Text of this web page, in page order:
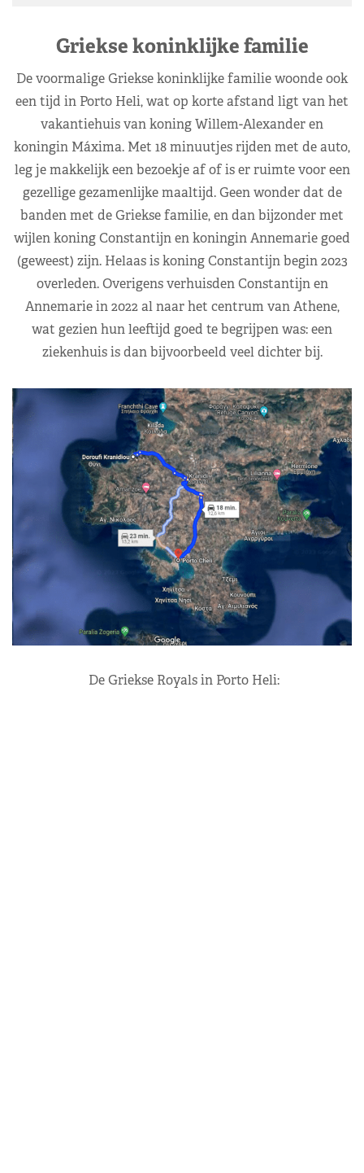
Griekse koninklijke familie
De voormalige Griekse koninklijke familie woonde ook
een tijd in Porto Heli, wat op korte afstand ligt van het
vakantiehuis van koning Willem-Alexander en
koningin Máxima. Met 18 minuutjes rijden met de auto,
leg je makkelijk een bezoekje af of is er ruimte voor een
gezellige gezamenlijke maaltijd. Geen wonder dat de
banden met de Griekse familie, en dan bijzonder met
wijlen koning Constantijn en koningin Annemarie goed
(geweest) zijn. Helaas is koning Constantijn begin 2023
overleden. Overigens verhuisden Constantijn en
Annemarie in 2022 al naar het centrum van Athene,
wat gezien hun leeftijd goed te begrijpen was: een
ziekenhuis is dan bijvoorbeeld veel dichter bij.
De Griekse Royals in Porto Heli: